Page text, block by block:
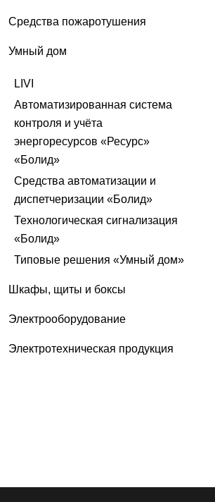
Средства пожаротушения
Умный дом
LIVI
Автоматизированная система
контроля и учёта
энергоресурсов «Ресурс»
«Болид»
Средства автоматизации и
диспетчеризации «Болид»
Технологическая сигнализация
«Болид»
Типовые решения «Умный дом»
Шкафы, щиты и боксы
Электрооборудование
Электротехническая продукция